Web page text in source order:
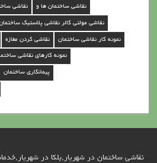
نقاشی نقاشی ساختمان ها و
نقاشی مولتی کالر نقاشی پلاستیک
نقاشی کردن مغازه نمونه کار نقاشی ساختمان
نمونه کارهای نقاشی
پیمانکاری ساختمان
نقاشی ساختمان در شهریار,بلکا در